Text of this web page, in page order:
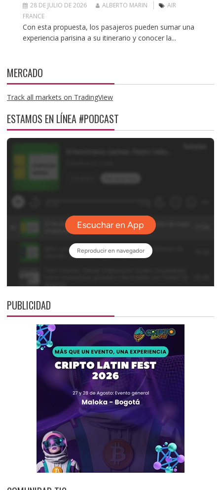
28 DE JULIO DE 2026 ALBERTO MARIN
AIR
FRANCE
Con esta propuesta, los pasajeros pueden sumar una
experiencia parisina a su itinerario y conocer la...
MERCADO
Track all markets on TradingView
ESTAMOS EN LÍNEA #PODCAST
PUBLICIDAD